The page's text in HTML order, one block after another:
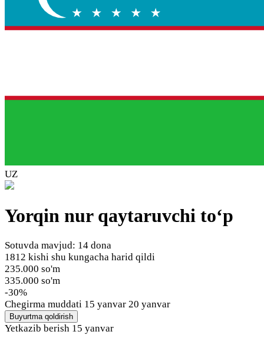
UZ
Yorqin nur qaytaruvchi to‘p
Sotuvda mavjud: 14 dona
1812 kishi shu kungacha harid qildi
235.000 so'm
335.000 so'm
-30%
Chegirma muddati 15 yanvar 20 yanvar
Buyurtma qoldirish
Yetkazib berish 15 yanvar